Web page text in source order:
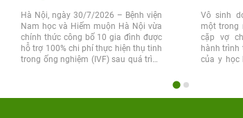
Hà Nội, ngày 30/7/2026 – Bệnh viện
Nam học và Hiếm muộn Hà Nội vừa
chính thức công bố 10 gia đình được
hỗ trợ 100% chi phí thực hiện thụ tinh
trong ống nghiệm (IVF) sau quá trình
Vô sinh
một trong
cặp vợ
hành trình
của y học